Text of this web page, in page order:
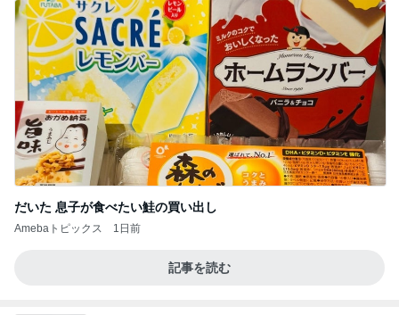
だいた 息子が食べたい鮭の買い出し
Amebaトピックス 1日前
記事を読む